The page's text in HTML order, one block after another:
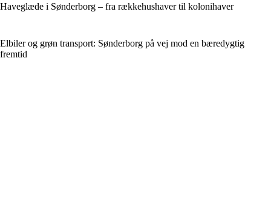
Haveglæde i Sønderborg – fra rækkehushaver til kolonihaver
Elbiler og grøn transport: Sønderborg på vej mod en bæredygtig
fremtid